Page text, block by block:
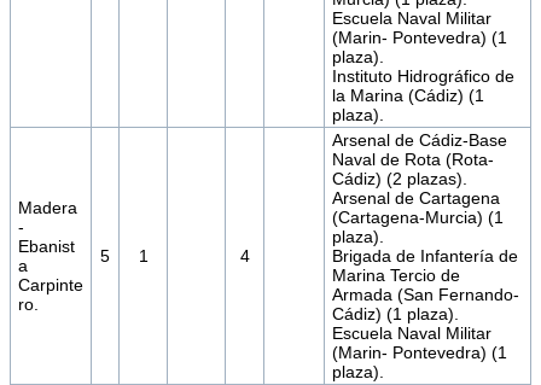
Escuela Naval Militar
(Marin- Pontevedra) (1
plaza).
Instituto Hidrográfico de
la Marina (Cádiz) (1
plaza).
Madera
-
Ebanist
a
Carpinte
ro.
5 1 4
Arsenal de Cádiz-Base
Naval de Rota (Rota-
Cádiz) (2 plazas).
Arsenal de Cartagena
(Cartagena-Murcia) (1
plaza).
Brigada de Infantería de
Marina Tercio de
Armada (San Fernando-
Cádiz) (1 plaza).
Escuela Naval Militar
(Marin- Pontevedra) (1
plaza).